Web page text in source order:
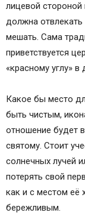
лицевой стороной
должна
мешать. Сама
приветствуется
«красному углу» в
Какое бы место
быть чистым,
отношение будет
святому. Стоит
солнечных лучей
потерять свой
как и с местом её
бережливым.